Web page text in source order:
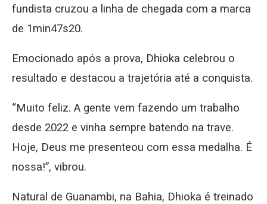
fundista cruzou a linha de chegada com a marca
de 1min47s20.
Emocionado após a prova, Dhioka celebrou o
resultado e destacou a trajetória até a conquista.
“Muito feliz. A gente vem fazendo um trabalho
desde 2022 e vinha sempre batendo na trave.
Hoje, Deus me presenteou com essa medalha. É
nossa!”, vibrou.
Natural de Guanambi, na Bahia, Dhioka é treinado